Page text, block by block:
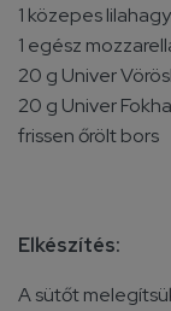
1 közepes
1 egész
20 g Univer
20 g Univer
frissen őrölt bors
Elkészítés:
A sütőt